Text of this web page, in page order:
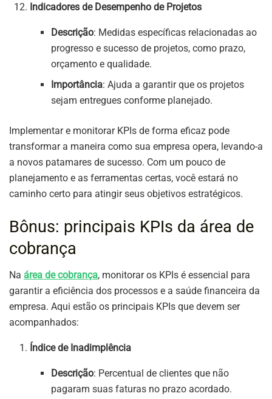
Indicadores de Desempenho de Projetos
Descrição: Medidas específicas relacionadas ao
progresso e sucesso de projetos, como prazo,
orçamento e qualidade.
Importância: Ajuda a garantir que os projetos
sejam entregues conforme planejado.
Implementar e monitorar KPIs de forma eficaz pode
transformar a maneira como sua empresa opera, levando-a
a novos patamares de sucesso. Com um pouco de
planejamento e as ferramentas certas, você estará no
caminho certo para atingir seus objetivos estratégicos.
Bônus: principais KPIs da área de
cobrança
Na área de cobrança, monitorar os KPIs é essencial para
garantir a eficiência dos processos e a saúde financeira da
empresa. Aqui estão os principais KPIs que devem ser
acompanhados:
Índice de Inadimplência
Descrição: Percentual de clientes que não
pagaram suas faturas no prazo acordado.